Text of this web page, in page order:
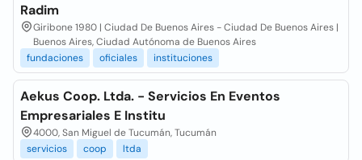
Radim
Giribone 1980 | Ciudad De Buenos Aires - Ciudad De Buenos Aires |
Buenos Aires, Ciudad Autónoma de Buenos Aires
fundaciones
oficiales instituciones
Aekus Coop. Ltda. - Servicios En Eventos
Empresariales E Institu
4000, San Miguel de Tucumán, Tucumán
servicios
coop ltda